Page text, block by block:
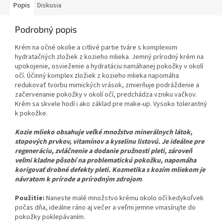
Popis Diskusia
Podrobný popis
Krém na očné okolie a citlivé partie tváre s komplexom
hydratačných zložiek z kozieho mlieka. Jemný prírodný krém na
upokojenie, osvieženie a hydratáciu namáhanej pokožky v okolí
očí. Účinný komplex zložiek z kozieho mlieka napomáha
redukovať tvorbu mimických vrások, zmierňuje podráždenie a
začervenanie pokožky v okolí očí, predchádza vzniku vačkov.
Krém sa skvele hodí i ako základ pre make-up. Vysoko tolerantný
k pokožke.
Kozie mlieko obsahuje veľké množstvo minerálnych látok,
stopových prvkov, vitamínov a kyselinu listovú. Je ideálne pre
regeneráciu, zvláčnenie a dodanie pružnosti pleti, zároveň
veľmi kladne pôsobí na problematickú pokožku, napomáha
korigovať drobné defekty pleti. Kozmetika s kozím mliekom je
návratom k prírode a prírodným zdrojom.
Použitie: Naneste malé množstvo krému okolo očí kedykoľvek
počas dňa, ideálne ráno aj večer a veľmi jemne vmasírujte do
pokožky poklepávaním.